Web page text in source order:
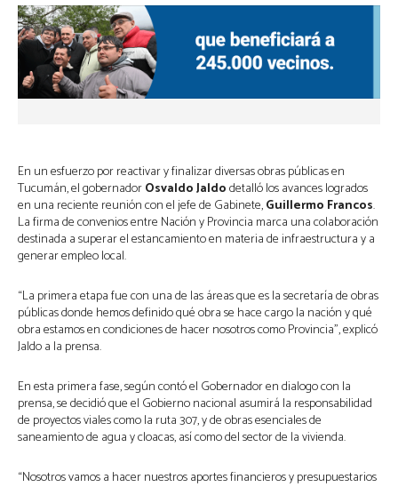
En un esfuerzo por reactivar y finalizar diversas obras públicas en
Tucumán, el gobernadorOsvaldo Jaldodetalló los avances logrados
en una reciente reunión con el jefe de Gabinete,Guillermo Francos.
La firma de convenios entre Nación y Provincia marca una colaboración
destinada a superar el estancamiento en materia de infraestructura y a
generar empleo local.
“La primera etapa fue con una de las áreas que es la secretaría de obras
públicas donde hemos definido qué obra se hace cargo la nación y qué
obra estamos en condiciones de hacer nosotros como Provincia”, explicó
Jaldo a la prensa.
En esta primera fase, según contó el Gobernador en dialogo con la
prensa, se decidió que el Gobierno nacional asumirá la responsabilidad
de proyectos viales como la ruta 307, y de obras esenciales de
saneamiento de agua y cloacas, así como del sector de la vivienda.
“Nosotros vamos a hacer nuestros aportes financieros y presupuestarios